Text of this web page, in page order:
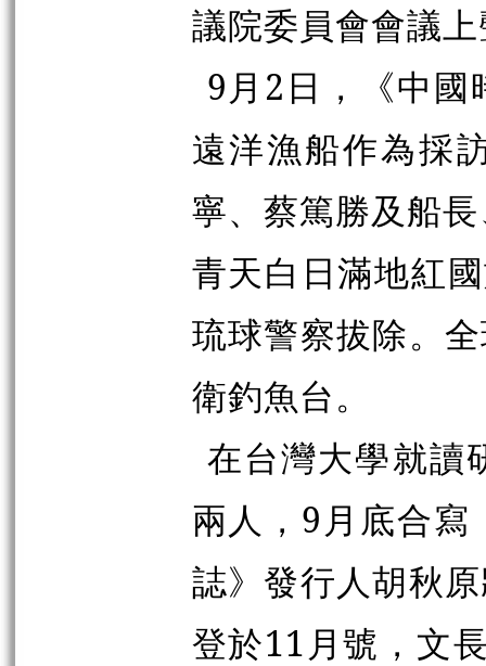
議院委員會會議
9月2日，《中國
遠洋漁船作為採
寧、蔡篤勝及船
青天白日滿地紅
琉球警察拔除。
衛釣魚台。
在台灣大學就讀
兩人，9月底合
誌》發行人胡秋
登於11月號，文